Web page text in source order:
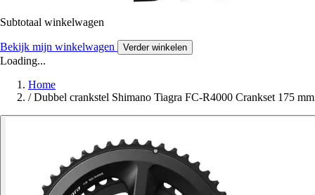
Subtotaal winkelwagen
Bekijk mijn winkelwagen Verder winkelen
Loading...
Home
/ Dubbel crankstel Shimano Tiagra FC-R4000 Crankset 175 mm